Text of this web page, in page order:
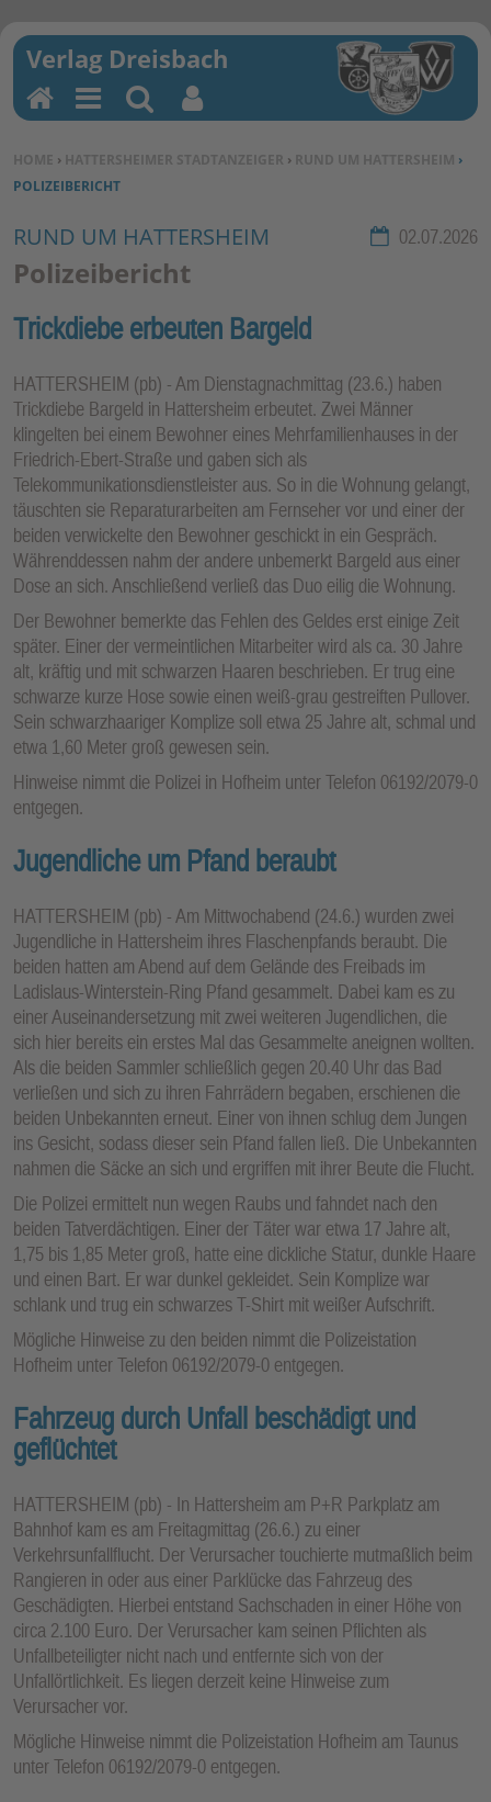
SIE BEFINDEN SICH HIER:
HOME › HATTERSHEIMER STADTANZEIGER › RUND UM HATTERSHEIM ›
POLIZEIBERICHT
Rubrik:
RUND UM HATTERSHEIM 02.07.2026
Polizeibericht
Trickdiebe erbeuten Bargeld
HATTERSHEIM (pb) - Am Dienstagnachmittag (23.6.) haben
Trickdiebe Bargeld in Hattersheim erbeutet. Zwei Männer
klingelten bei einem Bewohner eines Mehrfamilienhauses in der
Friedrich-Ebert-Straße und gaben sich als
Telekommunikationsdienstleister aus. So in die Wohnung gelangt,
täuschten sie Reparaturarbeiten am Fernseher vor und einer der
beiden verwickelte den Bewohner geschickt in ein Gespräch.
Währenddessen nahm der andere unbemerkt Bargeld aus einer
Dose an sich. Anschließend verließ das Duo eilig die Wohnung.
Der Bewohner bemerkte das Fehlen des Geldes erst einige Zeit
später. Einer der vermeintlichen Mitarbeiter wird als ca. 30 Jahre
alt, kräftig und mit schwarzen Haaren beschrieben. Er trug eine
schwarze kurze Hose sowie einen weiß-grau gestreiften Pullover.
Sein schwarzhaariger Komplize soll etwa 25 Jahre alt, schmal und
etwa 1,60 Meter groß gewesen sein.
Hinweise nimmt die Polizei in Hofheim unter Telefon 06192/2079-0
entgegen.
Jugendliche um Pfand beraubt
HATTERSHEIM (pb) - Am Mittwochabend (24.6.) wurden zwei
Jugendliche in Hattersheim ihres Flaschenpfands beraubt. Die
beiden hatten am Abend auf dem Gelände des Freibads im
Ladislaus-Winterstein-Ring Pfand gesammelt. Dabei kam es zu
einer Auseinandersetzung mit zwei weiteren Jugendlichen, die
sich hier bereits ein erstes Mal das Gesammelte aneignen wollten.
Als die beiden Sammler schließlich gegen 20.40 Uhr das Bad
verließen und sich zu ihren Fahrrädern begaben, erschienen die
beiden Unbekannten erneut. Einer von ihnen schlug dem Jungen
ins Gesicht, sodass dieser sein Pfand fallen ließ. Die Unbekannten
nahmen die Säcke an sich und ergriffen mit ihrer Beute die Flucht.
Die Polizei ermittelt nun wegen Raubs und fahndet nach den
beiden Tatverdächtigen. Einer der Täter war etwa 17 Jahre alt,
1,75 bis 1,85 Meter groß, hatte eine dickliche Statur, dunkle Haare
und einen Bart. Er war dunkel gekleidet. Sein Komplize war
schlank und trug ein schwarzes T-Shirt mit weißer Aufschrift.
Mögliche Hinweise zu den beiden nimmt die Polizeistation
Hofheim unter Telefon 06192/2079-0 entgegen.
Fahrzeug durch Unfall beschädigt und
geflüchtet
HATTERSHEIM (pb) - In Hattersheim am P+R Parkplatz am
Bahnhof kam es am Freitagmittag (26.6.) zu einer
Verkehrsunfallflucht. Der Verursacher touchierte mutmaßlich beim
Rangieren in oder aus einer Parklücke das Fahrzeug des
Geschädigten. Hierbei entstand Sachschaden in einer Höhe von
circa 2.100 Euro. Der Verursacher kam seinen Pflichten als
Unfallbeteiligter nicht nach und entfernte sich von der
Unfallörtlichkeit. Es liegen derzeit keine Hinweise zum
Verursacher vor.
Mögliche Hinweise nimmt die Polizeistation Hofheim am Taunus
unter Telefon 06192/2079-0 entgegen.
H
o
m
M
en
u
Su
ch
Be
nu
un
kti
on
en